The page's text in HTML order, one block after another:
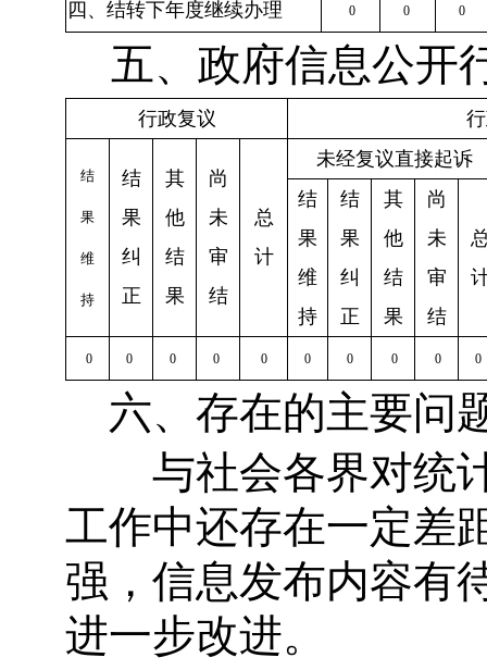
四、结转下年度继续办理 0 0 0
五、政府信息公开
行政复议
结
果
维
持
结
果
纠
正
其
他
结
果
尚
未
审
结
总
计
未经复议直接起诉
结
果
维
持
结
果
纠
正
其
他
结
果
尚
未
审
结
0 0 0 0 0 0 0 0 0 0
六、存在的主要问
与社会各界对统计
工作中还存在一定差
强，信息发布内容有
进一步改进。